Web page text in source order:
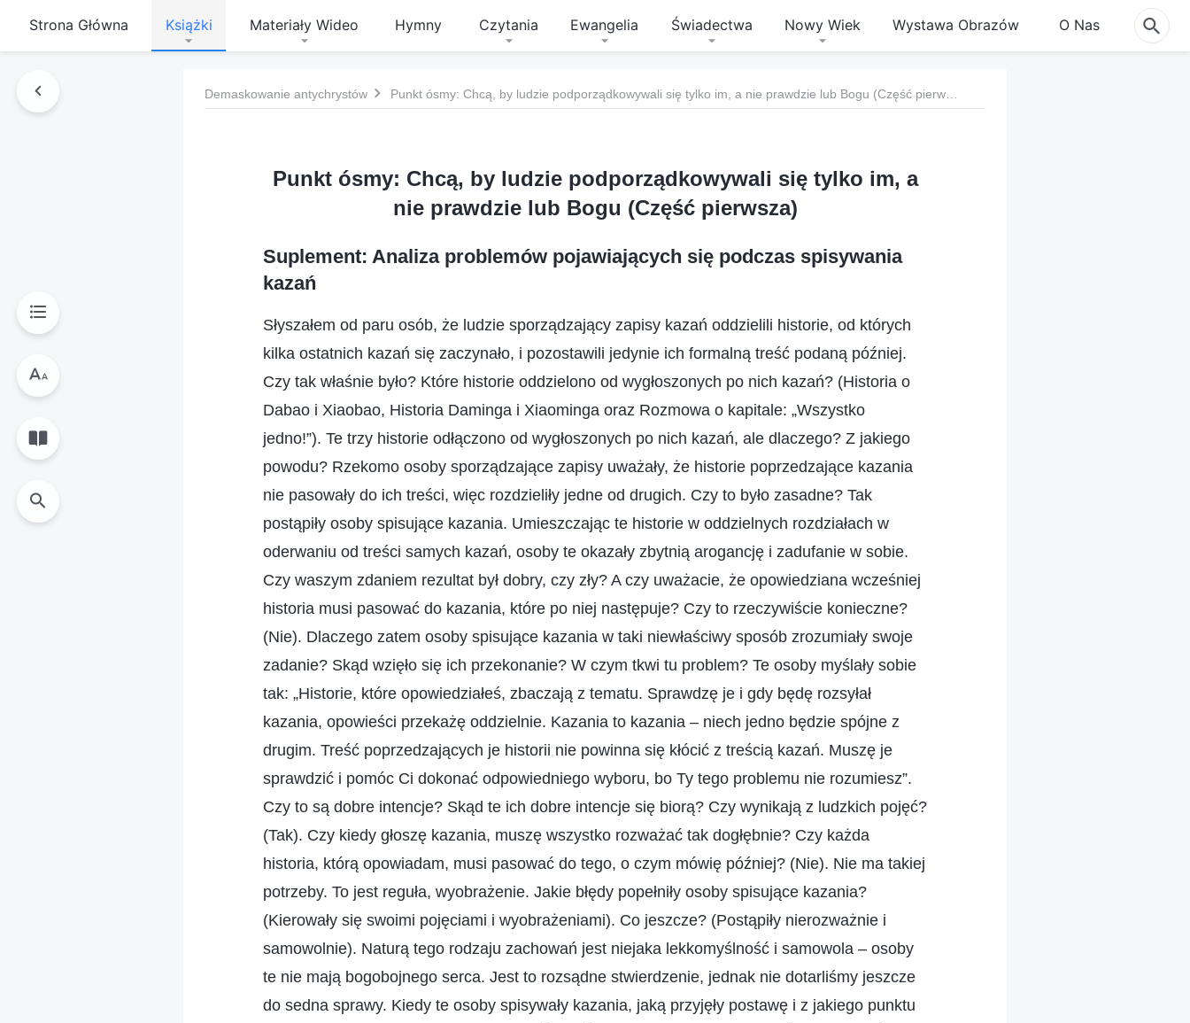
Strona Główna Książki Materiały Wideo Hymny Czytania Ewangelia Świadectwa Nowy Wiek Wystawa Obrazów O Nas
Demaskowanie antychrystów
Punkt ósmy: Chcą, by ludzie podporządkowywali się tylko im, a
nie prawdzie lub Bogu (Część pierwsza)
Suplement: Analiza problemów pojawiających się podczas spisywania
kazań
Słyszałem od paru osób, że ludzie sporządzający zapisy kazań oddzielili historie, od których
kilka ostatnich kazań się zaczynało, i pozostawili jedynie ich formalną treść podaną później.
Czy tak właśnie było? Które historie oddzielono od wygłoszonych po nich kazań? (Historia o
Dabao i Xiaobao, Historia Daminga i Xiaominga oraz Rozmowa o kapitale: „Wszystko
jedno!”). Te trzy historie odłączono od wygłoszonych po nich kazań, ale dlaczego? Z jakiego
powodu? Rzekomo osoby sporządzające zapisy uważały, że historie poprzedzające kazania
nie pasowały do ich treści, więc rozdzieliły jedne od drugich. Czy to było zasadne? Tak
postąpiły osoby spisujące kazania. Umieszczając te historie w oddzielnych rozdziałach w
oderwaniu od treści samych kazań, osoby te okazały zbytnią arogancję i zadufanie w sobie.
Czy waszym zdaniem rezultat był dobry, czy zły? A czy uważacie, że opowiedziana wcześniej
historia musi pasować do kazania, które po niej następuje? Czy to rzeczywiście konieczne?
(Nie). Dlaczego zatem osoby spisujące kazania w taki niewłaściwy sposób zrozumiały swoje
zadanie? Skąd wzięło się ich przekonanie? W czym tkwi tu problem? Te osoby myślały sobie
tak: „Historie, które opowiedziałeś, zbaczają z tematu. Sprawdzę je i gdy będę rozsyłał
kazania, opowieści przekażę oddzielnie. Kazania to kazania – niech jedno będzie spójne z
drugim. Treść poprzedzających je historii nie powinna się kłócić z treścią kazań. Muszę je
sprawdzić i pomóc Ci dokonać odpowiedniego wyboru, bo Ty tego problemu nie rozumiesz”.
Czy to są dobre intencje? Skąd te ich dobre intencje się biorą? Czy wynikają z ludzkich pojęć?
(Tak). Czy kiedy głoszę kazania, muszę wszystko rozważać tak dogłębnie? Czy każda
historia, którą opowiadam, musi pasować do tego, o czym mówię później? (Nie). Nie ma takiej
potrzeby. To jest reguła, wyobrażenie. Jakie błędy popełniły osoby spisujące kazania?
(Kierowały się swoimi pojęciami i wyobrażeniami). Co jeszcze? (Postąpiły nierozważnie i
samowolnie). Naturą tego rodzaju zachowań jest niejaka lekkomyślność i samowola – osoby
te nie mają bogobojnego serca. Jest to rozsądne stwierdzenie, jednak nie dotarliśmy jeszcze
do sedna sprawy. Kiedy te osoby spisywały kazania, jaką przyjęły postawę i z jakiego punktu